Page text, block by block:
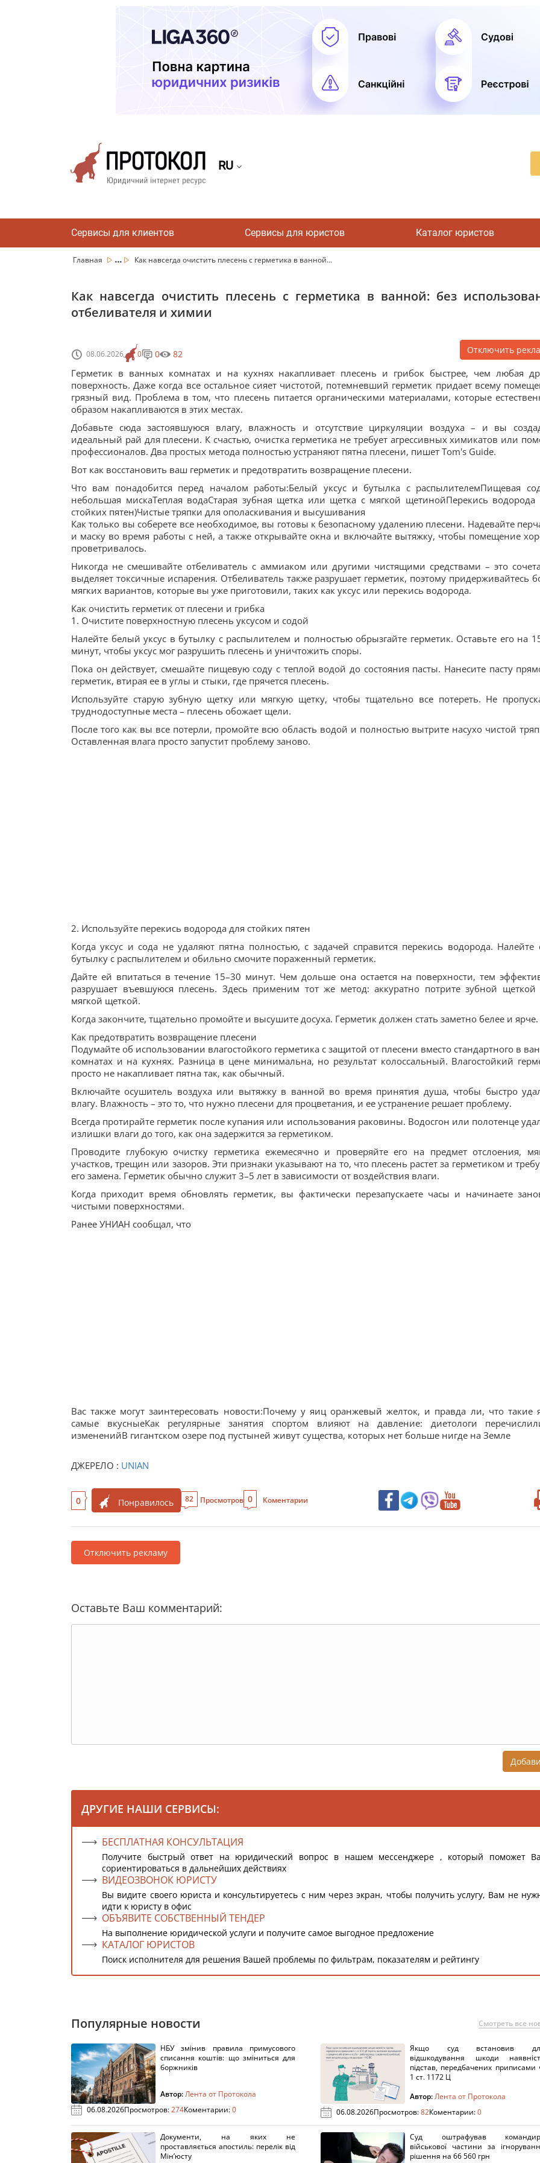
RU
Сервисы для клиентов Сервисы для юристов Каталог юристов
Главная ... Как навсегда очистить плесень с герметика в ванной...
Как навсегда очистить плесень с герметика в ванной: без
отбеливателя и химии
08.06.2026 0 0 82 Отключить
Герметик в ванных комнатах и на кухнях накапливает плесень и грибок быстрее, чем любая
поверхность. Даже когда все остальное сияет чистотой, потемневший герметик придает всему
грязный вид. Проблема в том, что плесень питается органическими материалами, которые
образом накапливаются в этих местах.
Добавьте сюда застоявшуюся влагу, влажность и отсутствие циркуляции воздуха – и вы
идеальный рай для плесени. К счастью, очистка герметика не требует агрессивных химикатов или
профессионалов. Два простых метода полностью устраняют пятна плесени, пишет Tom's Guide.
Вот как восстановить ваш герметик и предотвратить возвращение плесени.
Что вам понадобится перед началом работы:Белый уксус и бутылка с распылителемПищевая
небольшая мискаТеплая водаСтарая зубная щетка или щетка с мягкой щетинойПерекись водорода
стойких пятен)Чистые тряпки для ополаскивания и высушивания
Как только вы соберете все необходимое, вы готовы к безопасному удалению плесени. Надевайте
и маску во время работы с ней, а также открывайте окна и включайте вытяжку, чтобы помещение
проветривалось.
Никогда не смешивайте отбеливатель с аммиаком или другими чистящими средствами – это
выделяет токсичные испарения. Отбеливатель также разрушает герметик, поэтому придерживайтесь
мягких вариантов, которые вы уже приготовили, таких как уксус или перекись водорода.
Как очистить герметик от плесени и грибка
1. Очистите поверхностную плесень уксусом и содой
Налейте белый уксус в бутылку с распылителем и полностью обрызгайте герметик. Оставьте его на
минут, чтобы уксус мог разрушить плесень и уничтожить споры.
Пока он действует, смешайте пищевую соду с теплой водой до состояния пасты. Нанесите пасту
герметик, втирая ее в углы и стыки, где прячется плесень.
Используйте старую зубную щетку или мягкую щетку, чтобы тщательно все потереть. Не
труднодоступные места – плесень обожает щели.
После того как вы все потерли, промойте всю область водой и полностью вытрите насухо чистой
Оставленная влага просто запустит проблему заново.
2. Используйте перекись водорода для стойких пятен
Когда уксус и сода не удаляют пятна полностью, с задачей справится перекись водорода. Налейте
бутылку с распылителем и обильно смочите пораженный герметик.
Дайте ей впитаться в течение 15–30 минут. Чем дольше она остается на поверхности, тем
разрушает въевшуюся плесень. Здесь применим тот же метод: аккуратно потрите зубной
мягкой щеткой.
Когда закончите, тщательно промойте и высушите досуха. Герметик должен стать заметно белее и ярче.
Как предотвратить возвращение плесени
Подумайте об использовании влагостойкого герметика с защитой от плесени вместо стандартного в
комнатах и на кухнях. Разница в цене минимальна, но результат колоссальный. Влагостойкий
просто не накапливает пятна так, как обычный.
Включайте осушитель воздуха или вытяжку в ванной во время принятия душа, чтобы быстро
влагу. Влажность – это то, что нужно плесени для процветания, и ее устранение решает проблему.
Всегда протирайте герметик после купания или использования раковины. Водосгон или полотенце
излишки влаги до того, как она задержится за герметиком.
Проводите глубокую очистку герметика ежемесячно и проверяйте его на предмет отслоения,
участков, трещин или зазоров. Эти признаки указывают на то, что плесень растет за герметиком и
его замена. Герметик обычно служит 3–5 лет в зависимости от воздействия влаги.
Когда приходит время обновлять герметик, вы фактически перезапускаете часы и начинаете
чистыми поверхностями.
Ранее УНИАН сообщал, что
Вас также могут заинтересовать новости:Почему у яиц оранжевый желток, и правда ли, что такие
самые вкусныеКак регулярные занятия спортом влияют на давление: диетологи
измененийВ гигантском озере под пустыней живут существа, которых нет больше нигде на Земле
ДЖЕРЕЛО : UNIAN
0 Понравилось 82 Просмотров 0 Коментарии
Отключить рекламу
Оставьте Ваш комментарий:
ДРУГИЕ НАШИ СЕРВИСЫ:
БЕСПЛАТНАЯ КОНСУЛЬТАЦИЯ
Получите быстрый ответ на юридический вопрос в нашем мессенджере , который поможет
сориентироваться в дальнейших действиях
ВИДЕОЗВОНОК ЮРИСТУ
Вы видите своего юриста и консультируетесь с ним через экран, чтобы получить услугу, Вам не
идти к юристу в офис
ОБЪЯВИТЕ СОБСТВЕННЫЙ ТЕНДЕР
На выполнение юридической услуги и получите самое выгодное предложение
КАТАЛОГ ЮРИСТОВ
Поиск исполнителя для решения Вашей проблемы по фильтрам, показателям и рейтингу
Популярные новости Смотреть все
НБУ змінив правила примусового
списання коштів: що зміниться для
боржників
Автор:Лента от Протокола
06.08.2026Просмотров:274Коментарии:0
Якщо суд встановив
відшкодування шкоди
підстав, передбачених приписами
1 ст. 1172 Ц
Автор:Лента от Протокола
06.08.2026Просмотров:82Коментарии:0
Документи, на яких не
проставляється апостиль: перелік від
Мін’юсту
Суд оштрафував
військової частини за
рішення на 66 560 грн